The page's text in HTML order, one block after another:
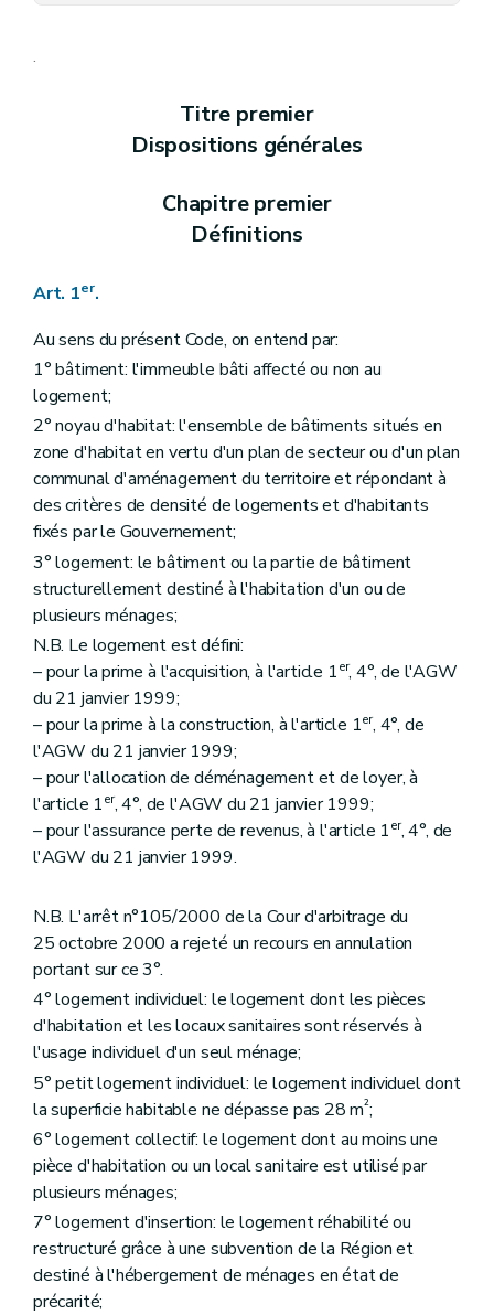
Art. 15
Art. 16
Art. 18
Art. 19
Section 2
Section 3 Des conditions d'octroi et de calcul des aides
Art. 24
Section 4
Art. 26
Art. 27
Art. 28
Chapitre III Des aides aux personnes morales autres que les sociétés de logement de service public
Section première Des aides au logement
Sous-section première
Art. 29
Art. 30
Art. 31
Art. 32
Art. 33
Art. 34
Sous-section 2 Des conditions d'octroi et du calcul des aides
Art. 35
Art. 36
Art. 37
Art. 38
Sous-section 3 De la procédure
Art. 39
Art. 40
Art. 41
Art. 42
Section 2 Des aides à l'équipement d'ensembles de logements
Sous-section première
Des aides à l'équipement
Art. 44
Art. 45
Art. 46
Sous-section 2
Des conditions d'octroi et du calcul des aides
Art. 47
Art. 48
Art. 49
Art. 50
Sous-section 3 De la procédure
Art. 51
Art. 52
Chapitre IV
Section première Des aides au logement
Sous-section première Des catégories d'aide
Art. 54
Art. 55
.
Titre premier
Dispositions générales
Chapitre premier
Définitions
Art. 1er.
Au sens du présent Code, on entend par:
1° bâtiment: l'immeuble bâti affecté ou non au
logement;
2° noyau d'habitat: l'ensemble de bâtiments situés en
zone d'habitat en vertu d'un plan de secteur ou d'un plan
communal d'aménagement du territoire et répondant à
des critères de densité de logements et d'habitants
fixés par le Gouvernement;
3° logement: le bâtiment ou la partie de bâtiment
structurellement destiné à l'habitation d'un ou de
plusieurs ménages;
N.B. Le logement est défini:
– pour la prime à l'acquisition, à l'article 1er, 4°, de l'AGW
du 21 janvier 1999;
– pour la prime à la construction, à l'article 1er, 4°, de
l'AGW du 21 janvier 1999;
– pour l'allocation de déménagement et de loyer, à
l'article 1er, 4°, de l'AGW du 21 janvier 1999;
– pour l'assurance perte de revenus, à l'article 1er, 4°, de
l'AGW du 21 janvier 1999.
N.B. L'arrêt n°105/2000 de la Cour d'arbitrage du
25 octobre 2000 a rejeté un recours en annulation
portant sur ce 3°.
4° logement individuel: le logement dont les pièces
d'habitation et les locaux sanitaires sont réservés à
l'usage individuel d'un seul ménage;
5° petit logement individuel: le logement individuel dont
la superficie habitable ne dépasse pas 28 m²;
6° logement collectif: le logement dont au moins une
pièce d'habitation ou un local sanitaire est utilisé par
plusieurs ménages;
7° logement d'insertion: le logement réhabilité ou
restructuré grâce à une subvention de la Région et
destiné à l'hébergement de ménages en état de
précarité;